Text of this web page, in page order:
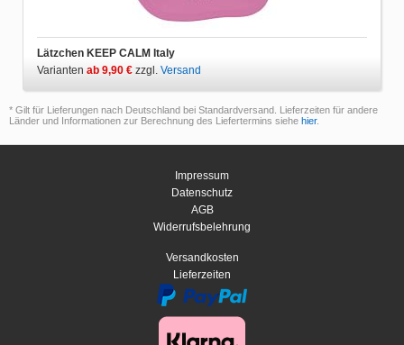
Lätzchen KEEP CALM Italy
Varianten ab 9,90 € zzgl. Versand
* Gilt für Lieferungen nach Deutschland bei Standardversand. Lieferzeiten für andere
Länder und Informationen zur Berechnung des Liefertermins siehe hier.
Impressum
Datenschutz
AGB
Widerrufsbelehrung
Versandkosten
Lieferzeiten